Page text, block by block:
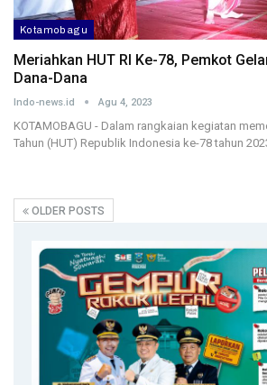
Kotamobagu
Meriahkan HUT RI Ke-78, Pemkot
Dana-Dana
Indo-news.id Agu 4, 2023
KOTAMOBAGU - Dalam rangkaian kegiatan
Tahun (HUT) Republik Indonesia ke-78 tahun
OLDER POSTS